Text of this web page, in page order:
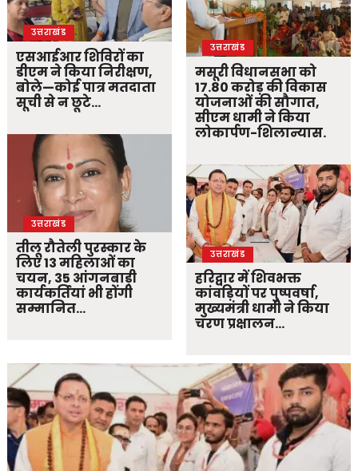
उत्तराखंड
एसआईआर शिविरों का
डीएम ने किया निरीक्षण,
बोले—कोई पात्र मतदाता
सूची से न छूटे…
उत्तराखंड
तीलू रौतेली पुरस्कार के
लिए 13 महिलाओं का
चयन, 35 आंगनबाड़ी
कार्यकर्तियां भी होंगी
सम्मानित…
उत्तराखंड
मसूरी विधानसभा को
17.80 करोड़ की विकास
योजनाओं की सौगात,
सीएम धामी ने किया
लोकार्पण-शिलान्यास.
उत्तराखंड
हरिद्वार में शिवभक्त
कांवड़ियों पर पुष्पवर्षा,
मुख्यमंत्री धामी ने किया
चरण प्रक्षालन…